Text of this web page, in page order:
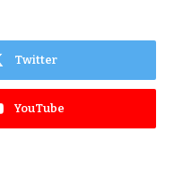
Twitter
YouTube